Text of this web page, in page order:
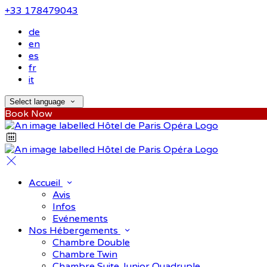
+33 178479043
de
en
es
fr
it
Select language
Book Now
Accueil
Avis
Infos
Evénements
Nos Hébergements
Chambre Double
Chambre Twin